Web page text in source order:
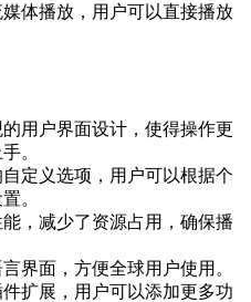
媒体播放，用户可以直接播放
用户界面设计，使得操作更
。
自定义选项，用户可以根据个
。
，减少了资源占用，确保播
界面，方便全球用户使用。
件扩展，用户可以添加更多功